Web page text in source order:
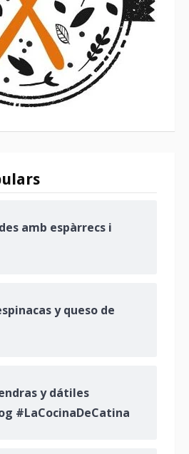
amb espàrrecs i
y queso de
y dátiles
#LaCocinaDeCatina